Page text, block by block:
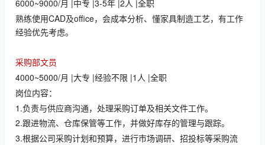
6000~9000/月 |中专 |3-5年 |2人 |全职
熟练使用CAD及office，会成本分析、懂家具制造工艺，有工作
经验优先考虑。
采购部文员
4000~5000/月 |大专 |经验不限 |1人 |全职
岗位内容：
1.负责与供应商沟通，处理采购订单及相关文件工作。
2.跟进物流、仓库保管等工作，并做好库存的管理与跟踪。
3.根据公司采购计划和预算，进行市场调研、招投标等采购流